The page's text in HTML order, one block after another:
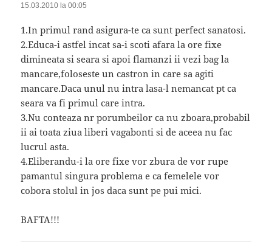
15.03.2010 la 00:05
1.In primul rand asigura-te ca sunt perfect sanatosi.
2.Educa-i astfel incat sa-i scoti afara la ore fixe
dimineata si seara si apoi flamanzi ii vezi bag la
mancare,foloseste un castron in care sa agiti
mancare.Daca unul nu intra lasa-l nemancat pt ca
seara va fi primul care intra.
3.Nu conteaza nr porumbeilor ca nu zboara,probabil
ii ai toata ziua liberi vagabonti si de aceea nu fac
lucrul asta.
4.Eliberandu-i la ore fixe vor zbura de vor rupe
pamantul singura problema e ca femelele vor
cobora stolul in jos daca sunt pe pui mici.
BAFTA!!!